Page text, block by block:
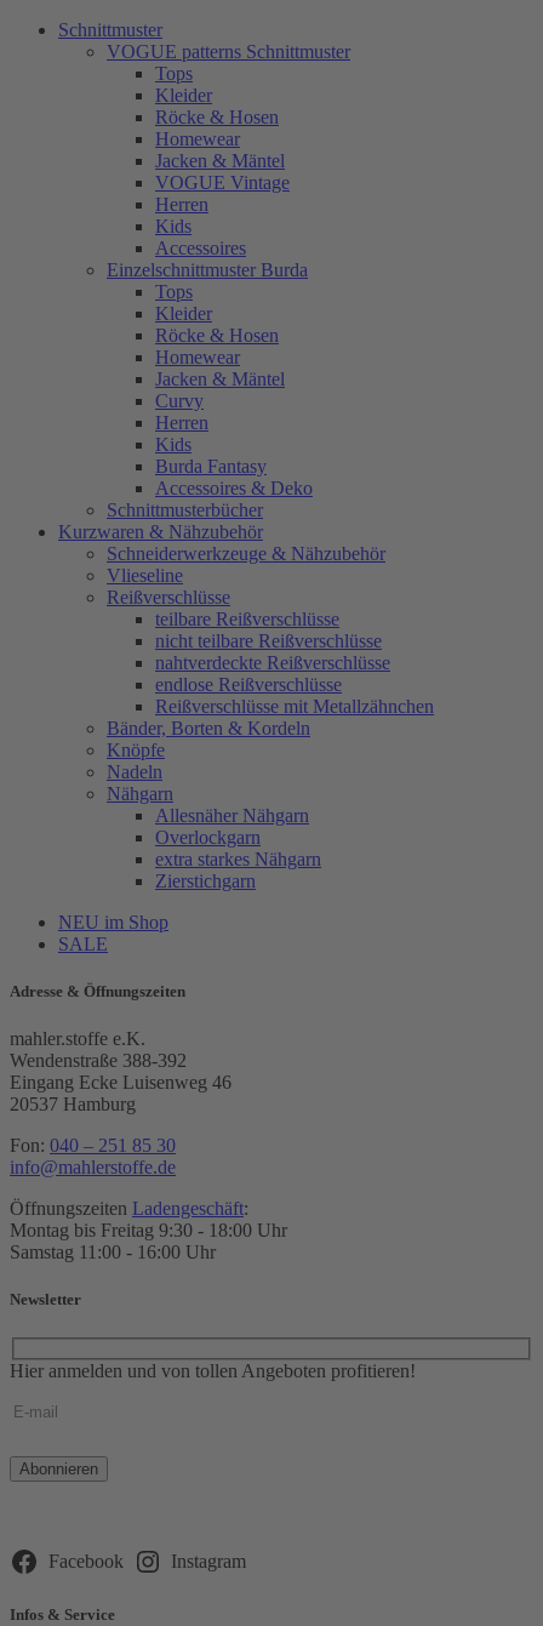
Schnittmuster
VOGUE patterns Schnittmuster
Tops
Kleider
Röcke & Hosen
Homewear
Jacken & Mäntel
VOGUE Vintage
Herren
Kids
Accessoires
Einzelschnittmuster Burda
Tops
Kleider
Röcke & Hosen
Homewear
Jacken & Mäntel
Curvy
Herren
Kids
Burda Fantasy
Accessoires & Deko
Schnittmusterbücher
Kurzwaren & Nähzubehör
Schneiderwerkzeuge & Nähzubehör
Vlieseline
Reißverschlüsse
teilbare Reißverschlüsse
nicht teilbare Reißverschlüsse
nahtverdeckte Reißverschlüsse
endlose Reißverschlüsse
Reißverschlüsse mit Metallzähnchen
Bänder, Borten & Kordeln
Knöpfe
Nadeln
Nähgarn
Allesnäher Nähgarn
Overlockgarn
extra starkes Nähgarn
Zierstichgarn
NEU im Shop
SALE
Adresse & Öffnungszeiten
mahler.stoffe e.K.
Wendenstraße 388-392
Eingang Ecke Luisenweg 46
20537 Hamburg
Fon: 040 – 251 85 30
info@mahlerstoffe.de
Öffnungszeiten Ladengeschäft:
Montag bis Freitag 9:30 - 18:00 Uhr
Samstag 11:00 - 16:00 Uhr
Newsletter
Hier anmelden und von tollen Angeboten profitieren!
Bitte
lasse
leer.
Facebook Instagram
Infos & Service